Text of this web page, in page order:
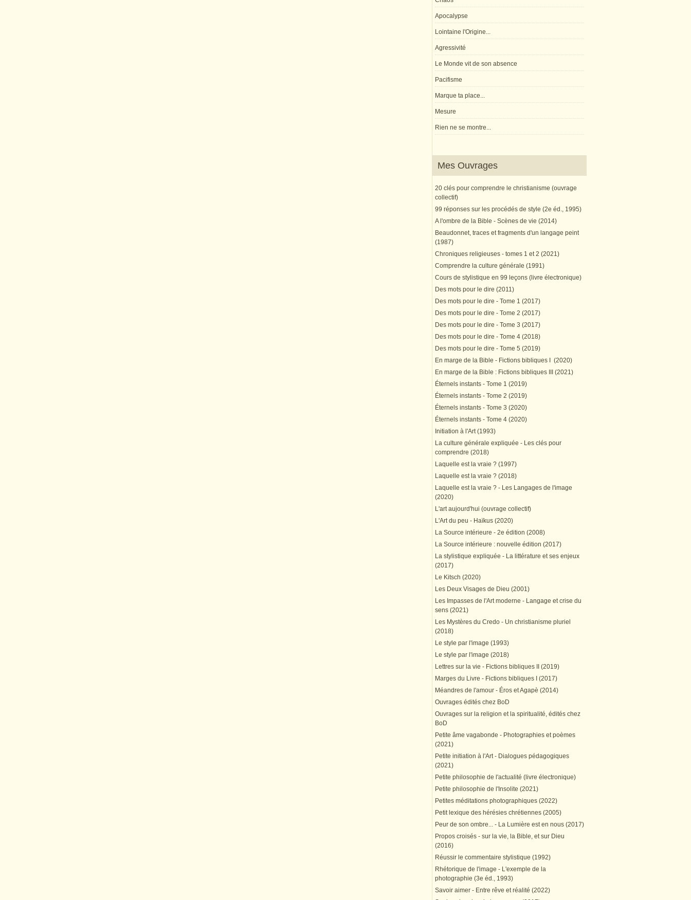
Apocalypse
Lointaine l'Origine...
Agressivité
Le Monde vit de son absence
Pacifisme
Marque ta place...
Mesure
Rien ne se montre...
Mes Ouvrages
20 clés pour comprendre le christianisme (ouvrage
collectif)
99 réponses sur les procédés de style (2e éd., 1995)
A l'ombre de la Bible - Scènes de vie (2014)
Beaudonnet, traces et fragments d'un langage peint
(1987)
Chroniques religieuses - tomes 1 et 2 (2021)
Comprendre la culture générale (1991)
Cours de stylistique en 99 leçons (livre électronique)
Des mots pour le dire (2011)
Des mots pour le dire - Tome 1 (2017)
Des mots pour le dire - Tome 2 (2017)
Des mots pour le dire - Tome 3 (2017)
Des mots pour le dire - Tome 4 (2018)
Des mots pour le dire - Tome 5 (2019)
En marge de la Bible - Fictions bibliques I (2020)
En marge de la Bible : Fictions bibliques III (2021)
Éternels instants - Tome 1 (2019)
Éternels instants - Tome 2 (2019)
Éternels instants - Tome 3 (2020)
Éternels instants - Tome 4 (2020)
Initiation à l'Art (1993)
La culture générale expliquée - Les clés pour
comprendre (2018)
Laquelle est la vraie ? (1997)
Laquelle est la vraie ? (2018)
Laquelle est la vraie ? - Les Langages de l'image
(2020)
L'art aujourd'hui (ouvrage collectif)
L'Art du peu - Haïkus (2020)
La Source intérieure - 2e édition (2008)
La Source intérieure : nouvelle édition (2017)
La stylistique expliquée - La littérature et ses enjeux
(2017)
Le Kitsch (2020)
Les Deux Visages de Dieu (2001)
Les Impasses de l'Art moderne - Langage et crise du
sens (2021)
Les Mystères du Credo - Un christianisme pluriel
(2018)
Le style par l'image (1993)
Le style par l'image (2018)
Lettres sur la vie - Fictions bibliques II (2019)
Marges du Livre - Fictions bibliques I (2017)
Méandres de l'amour - Éros et Agapè (2014)
Ouvrages édités chez BoD
Ouvrages sur la religion et la spiritualité, édités chez
BoD
Petite âme vagabonde - Photographies et poèmes
(2021)
Petite initiation à l'Art - Dialogues pédagogiques
(2021)
Petite philosophie de l'actualité (livre électronique)
Petite philosophie de l'Insolite (2021)
Petites méditations photographiques (2022)
Petit lexique des hérésies chrétiennes (2005)
Peur de son ombre... - La Lumière est en nous (2017)
Propos croisés - sur la vie, la Bible, et sur Dieu
(2016)
Réussir le commentaire stylistique (1992)
Rhétorique de l'image - L'exemple de la
photographie (3e éd., 1993)
Savoir aimer - Entre rêve et réalité (2022)